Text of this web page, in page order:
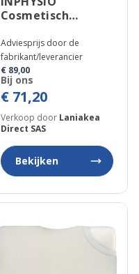
Cosmetisch
kussen van
traagschuim met
Dermacoll
kussensloop
Adviesprijs door de
fabrikant/leverancier
€ 89,00
Bij ons
€ 71,20
Verkoop door Laniakea
Direct SAS
Bekijken